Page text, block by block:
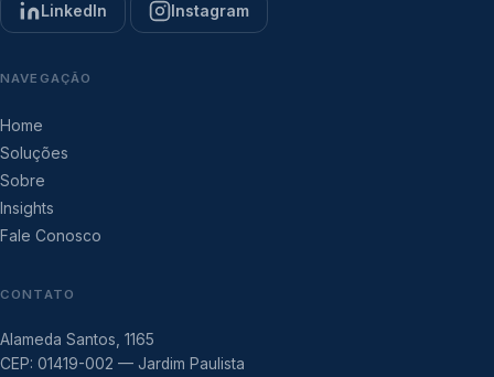
LinkedIn Instagram
NAVEGAÇÃO
Home
Soluções
Sobre
Insights
Fale Conosco
CONTATO
Alameda Santos, 1165
CEP: 01419-002 — Jardim Paulista